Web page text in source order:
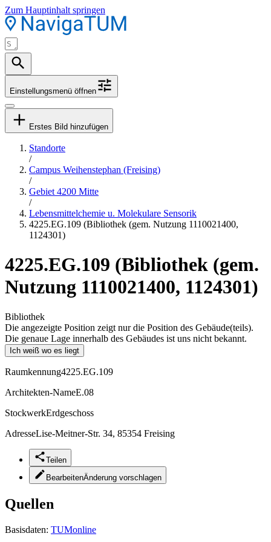
Zum Hauptinhalt springen
Einstellungsmenü öffnen
Erstes Bild hinzufügen
Standorte
/
Campus Weihenstephan (Freising)
/
Gebiet 4200 Mitte
/
Lebensmittelchemie u. Molekulare Sensorik
4225.EG.109 (Bibliothek (gem. Nutzung 1110021400,
1124301)
4225.EG.109 (Bibliothek (gem.
Nutzung 1110021400, 1124301)
Bibliothek
Die angezeigte Position zeigt nur die Position des Gebäude(teils).
Die genaue Lage innerhalb des Gebäudes ist uns nicht bekannt.
Ich weiß wo es liegt
Raumkennung4225.EG.109
Architekten-NameE.08
StockwerkErdgeschoss
AdresseLise-Meitner-Str. 34, 85354 Freising
Teilen
BearbeitenÄnderung vorschlagen
Quellen
Basisdaten: TUMonline